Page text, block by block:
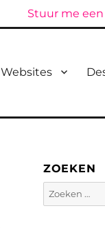
Stuur me
Websites
ZOEKEN
Zoeken
naar: